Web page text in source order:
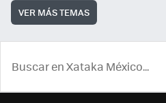
VER MÁS TEMAS